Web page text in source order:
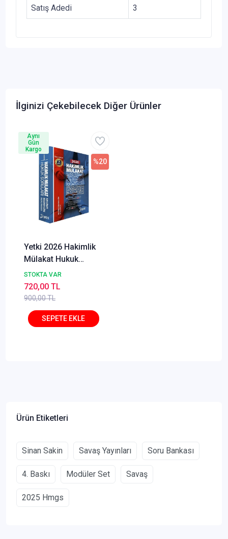
Satış Adedi 3
İlginizi Çekebilecek Diğer Ürünler
Yetki 2026 Hakimlik
Mülakat Hukuk
Soruları 7. Baskı -
Özal Duran Yetki
Yayıncılık
STOKTA VAR
900,00 TL
%20
720,00 TL
Aynı
Gün
Kargo
Ürün Etiketleri
Sinan Sakin Savaş Yayınları Soru Bankası
4. Baskı Modüler Set Savaş
2025 Hmgs